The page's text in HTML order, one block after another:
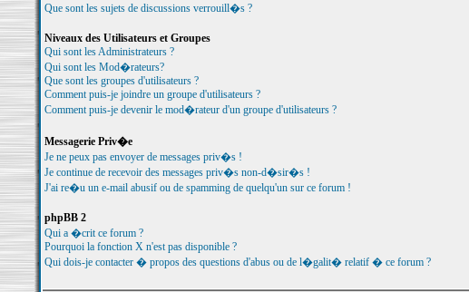
Que sont les sujets de discussions verrouill�s ?
Niveaux des Utilisateurs et Groupes
Qui sont les Administrateurs ?
Qui sont les Mod�rateurs?
Que sont les groupes d'utilisateurs ?
Comment puis-je joindre un groupe d'utilisateurs ?
Comment puis-je devenir le mod�rateur d'un groupe d'utilisateurs ?
Messagerie Priv�e
Je ne peux pas envoyer de messages priv�s !
Je continue de recevoir des messages priv�s non-d�sir�s !
J'ai re�u un e-mail abusif ou de spamming de quelqu'un sur ce forum !
phpBB 2
Qui a �crit ce forum ?
Pourquoi la fonction X n'est pas disponible ?
Qui dois-je contacter � propos des questions d'abus ou de l�galit� relatif � ce forum ?